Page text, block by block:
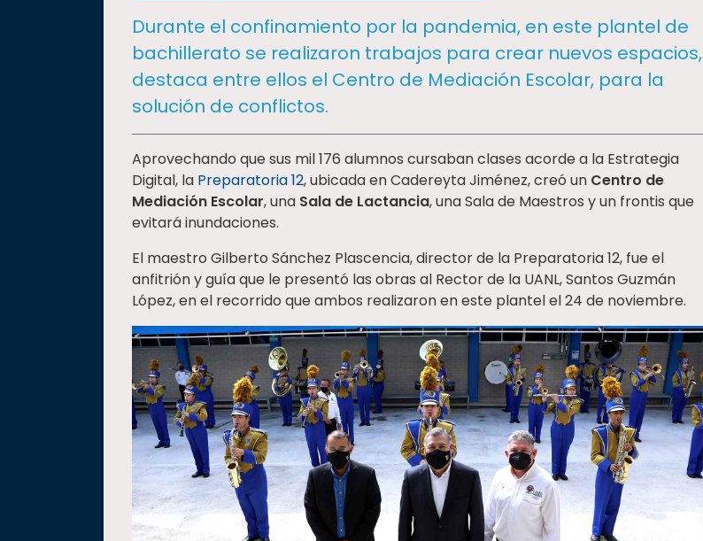
Durante el confinamiento por la pandemia, en este plantel de
bachillerato se realizaron trabajos para crear nuevos espacios,
destaca entre ellos el Centro de Mediación Escolar, para la
solución de conflictos.
Aprovechando que sus mil 176 alumnos cursaban clases acorde a la Estrategia
Digital, la Preparatoria 12, ubicada en Cadereyta Jiménez, creó un Centro de
Mediación Escolar, una Sala de Lactancia, una Sala de Maestros y un frontis que
evitará inundaciones.
El maestro Gilberto Sánchez Plascencia, director de la Preparatoria 12, fue el
anfitrión y guía que le presentó las obras al Rector de la UANL, Santos Guzmán
López, en el recorrido que ambos realizaron en este plantel el 24 de noviembre.